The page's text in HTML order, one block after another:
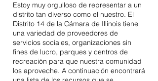
Estoy muy orgulloso de representar a un
distrito tan diverso como el nuestro. El
Distrito 14 de la Cámara de Illinois tiene
una variedad de proveedores de
servicios sociales, organizaciones sin
fines de lucro, parques y centros de
recreación para que nuestra comunidad
los aproveche. A continuación encontrará